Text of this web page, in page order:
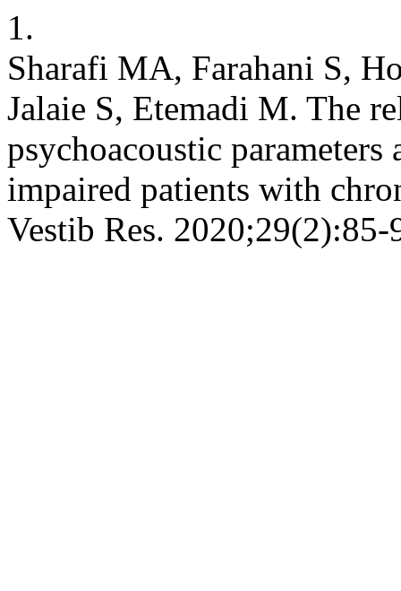
1.
Sharafi MA, Farahani S,
Jalaie S, Etemadi M. The
psychoacoustic
impaired patients with
Vestib Res. 2020;29(2):85-